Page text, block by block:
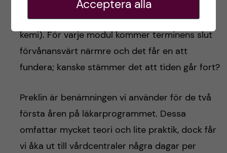
Däremot är innehållet alltid nytt och du kan
hitta något fascinerande i alla ämnen (t.o.m.
kemi). För varje modul kommer terminens slut
förvånansvärt närmre och det får en att
fundera; kanske stämmer det att tiden går fort?
Preklin är benämningen vi använder för de två
första åren på läkarprogrammet. Dessa
omfattar mycket teori och lite praktik, dock får
vi åka ut till vårdcentraler några dagar per
Acceptera alla